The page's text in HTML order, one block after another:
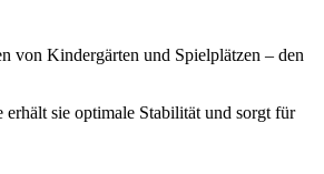
von Kindergärten und Spielplätzen – den
sie optimale Stabilität und sorgt für